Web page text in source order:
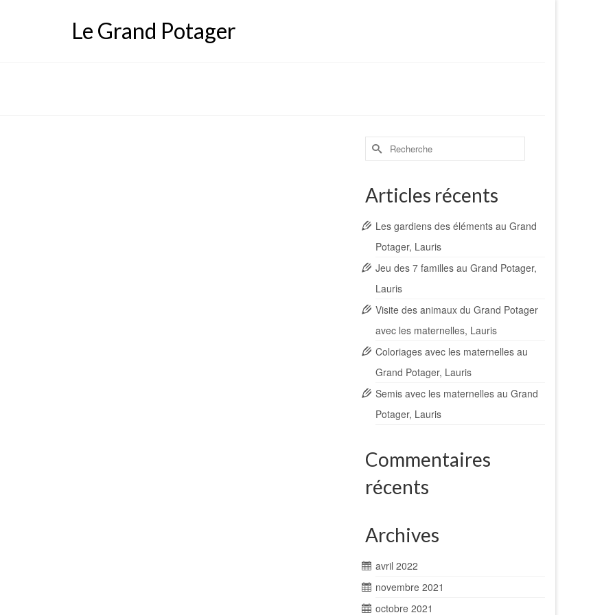
Le Grand Potager
Rechercher :
Articles récents
Les gardiens des éléments au Grand
Potager, Lauris
Jeu des 7 familles au Grand Potager,
Lauris
Visite des animaux du Grand Potager
avec les maternelles, Lauris
Coloriages avec les maternelles au
Grand Potager, Lauris
Semis avec les maternelles au Grand
Potager, Lauris
Commentaires
récents
Archives
avril 2022
novembre 2021
octobre 2021